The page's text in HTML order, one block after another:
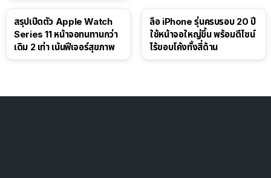
สรุปเปิดตัว Apple Watch
Series 11 หน้าจอทนทานกว่า
เดิม 2 เท่า เน้นฟีเจอร์สุขภาพ
ลือ iPhone รุ่นครบรอบ 20 ปี
ใช้หน้าจอใหญ่ขึ้น พร้อมดีไซน์
ไร้ขอบโค้งทั้งสี่ด้าน